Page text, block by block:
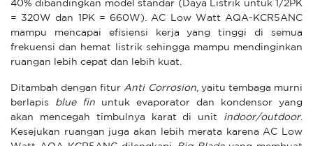
40% dibandingkan model standar (Daya Listrik untuk 1/2PK
= 320W dan 1PK = 660W). AC Low Watt AQA-KCR5ANC
mampu mencapai efisiensi kerja yang tinggi di semua
frekuensi dan hemat listrik sehingga mampu mendinginkan
ruangan lebih cepat dan lebih kuat.
Ditambah dengan fitur Anti Corrosion, yaitu tembaga murni
berlapis blue fin untuk evaporator dan kondensor yang
akan mencegah timbulnya karat di unit indoor/outdoor.
Kesejukan ruangan juga akan lebih merata karena AC Low